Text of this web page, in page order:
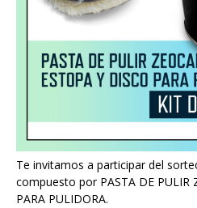
Te invitamos a participar del
compuesto por PASTA DE PULIR
PARA PULIDORA.